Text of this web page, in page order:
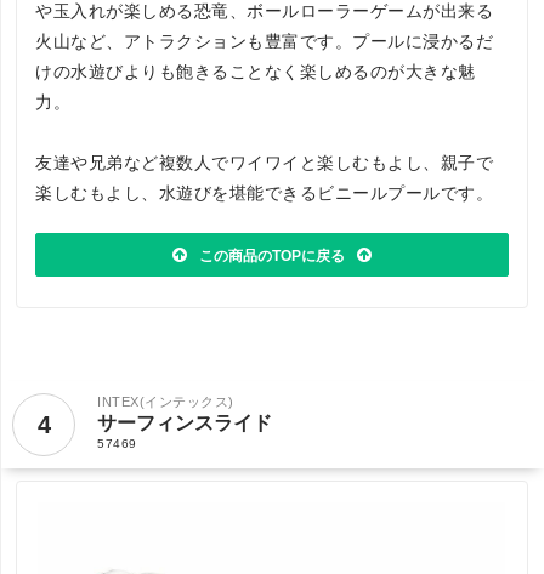
や玉入れが楽しめる恐竜、ボールローラーゲームが出来る
火山など、アトラクションも豊富です。プールに浸かるだ
けの水遊びよりも飽きることなく楽しめるのが大きな魅
力。
友達や兄弟など複数人でワイワイと楽しむもよし、親子で
楽しむもよし、水遊びを堪能できるビニールプールです。
この商品のTOPに戻る
4
INTEX(インテックス)
サーフィンスライド
57469